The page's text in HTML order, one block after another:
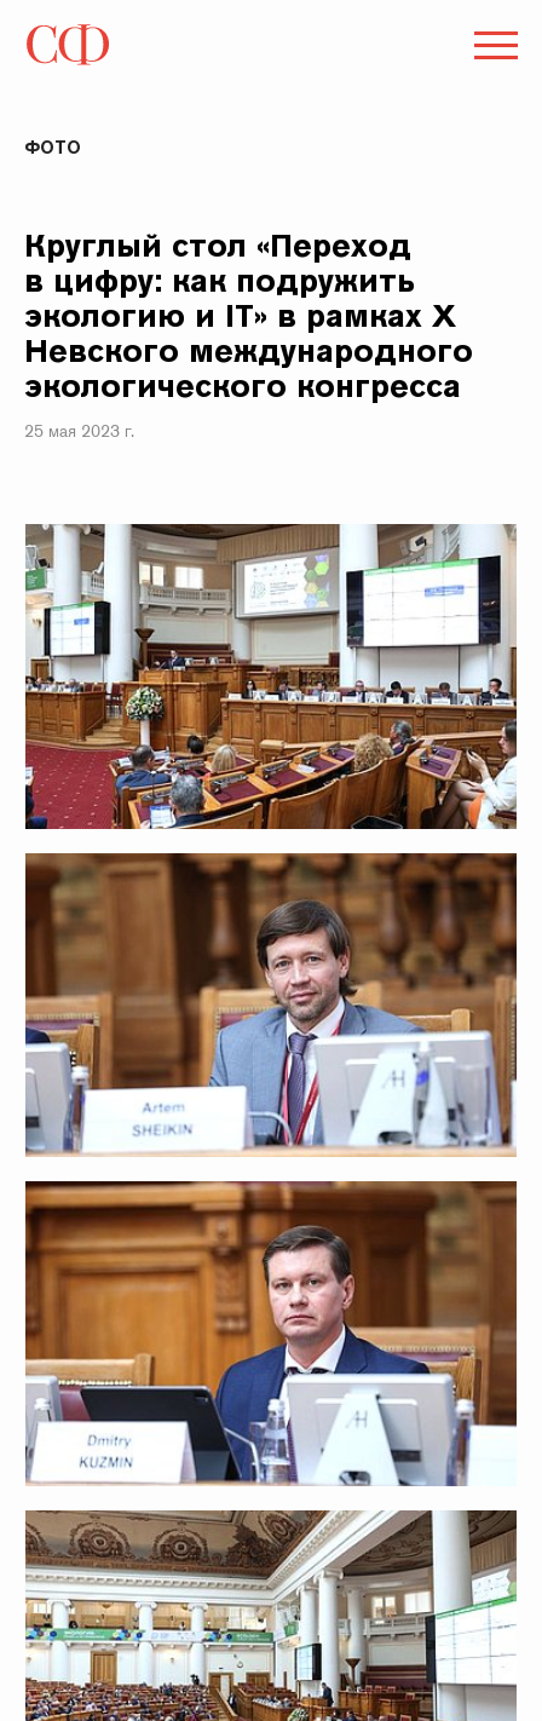
ФОТО
Круглый стол «Переход
в цифру: как подружить
экологию и IT» в рамках X
Невского международного
экологического конгресса
25 мая 2023 г.